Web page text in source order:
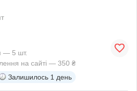
— 5 шт.
на сайті — 350 ₴
Залишилось 1 день